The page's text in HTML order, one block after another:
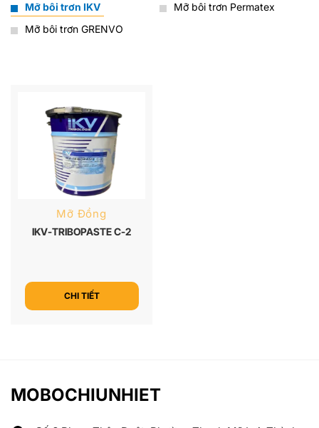
Mỡ bôi trơn IKV
Mỡ bôi trơn Permatex
Mỡ bôi trơn GRENVO
Mỡ Đồng
IKV-TRIBOPASTE C-2
CHI TIẾT
MOBOCHIUNHIET